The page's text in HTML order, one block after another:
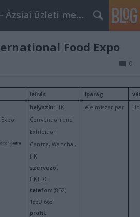
azsiaport 亞洲之港 - Ázsiai üzleti megoldások
Food Expo
0
leírás iparág
helyszín: HK
Convention and
Exhibition
Centre, Wanchai,
HK
szervező:
HKTDC
telefon: (852)
1830 668
profil:
élelmiszeripar